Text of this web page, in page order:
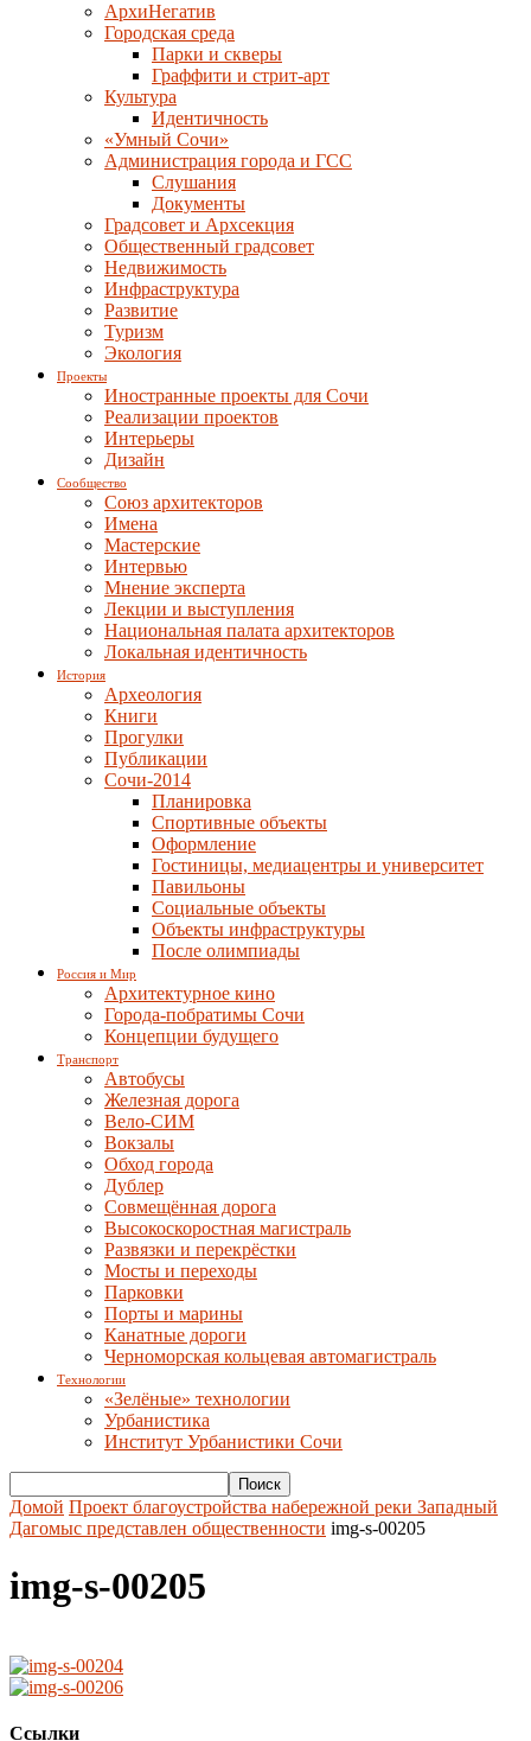
АрхиНегатив
Городская среда
Парки и скверы
Граффити и стрит-арт
Культура
Идентичность
«Умный Сочи»
Администрация города и ГСС
Слушания
Документы
Градсовет и Архсекция
Общественный градсовет
Недвижимость
Инфраструктура
Развитие
Туризм
Экология
Проекты
Иностранные проекты для Сочи
Реализации проектов
Интерьеры
Дизайн
Сообщество
Союз архитекторов
Имена
Мастерские
Интервью
Мнение эксперта
Лекции и выступления
Национальная палата архитекторов
Локальная идентичность
История
Археология
Книги
Прогулки
Публикации
Сочи-2014
Планировка
Спортивные объекты
Оформление
Гостиницы, медиацентры и университет
Павильоны
Социальные объекты
Объекты инфраструктуры
После олимпиады
Россия и Мир
Архитектурное кино
Города-побратимы Сочи
Концепции будущего
Транспорт
Автобусы
Железная дорога
Вело-СИМ
Вокзалы
Обход города
Дублер
Совмещённая дорога
Высокоскоростная магистраль
Развязки и перекрёстки
Мосты и переходы
Парковки
Порты и марины
Канатные дороги
Черноморская кольцевая автомагистраль
Технологии
«Зелёные» технологии
Урбанистика
Институт Урбанистики Сочи
Домой Проект благоустройства набережной реки Западный
Дагомыс представлен общественности img-s-00205
img-s-00205
Ссылки